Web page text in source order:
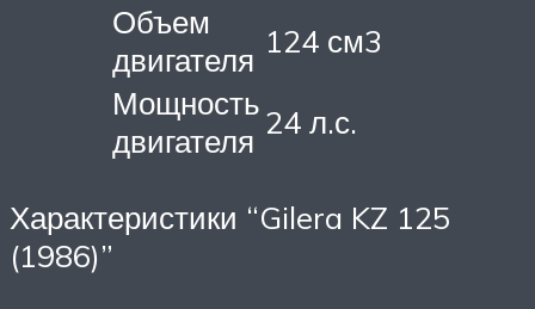
Объем
двигателя 124 см3
Мощность
двигателя 24 л.с.
Характеристики “Gilera KZ 125
(1986)”